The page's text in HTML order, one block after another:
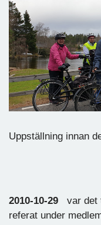
Uppställning innan
2010-10-29
var det
referat under